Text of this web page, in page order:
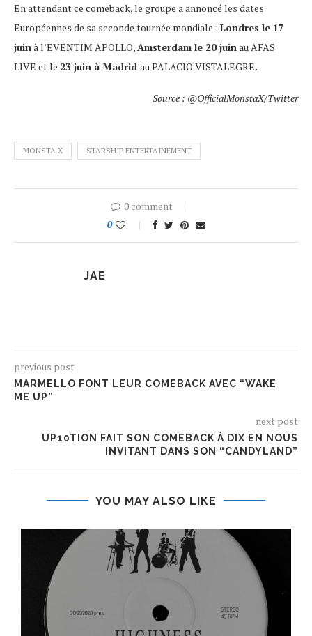
En attendant ce comeback, le groupe a annoncé les dates
Européennes de sa seconde tournée mondiale : Londres le 17
juin à l’EVENTIM APOLLO, Amsterdam le 20 juin au AFAS
LIVE et le 23 juin à Madrid au PALACIO VISTALEGRE.
Source : @OfficialMonstaX/Twitter
MONSTA X STARSHIP ENTERTAINEMENT
0 comment
0
JAE
previous post
MARMELLO FONT LEUR COMEBACK AVEC “WAKE
ME UP”
next post
UP10TION FAIT SON COMEBACK À DIX EN NOUS
INVITANT DANS SON “CANDYLAND”
YOU MAY ALSO LIKE